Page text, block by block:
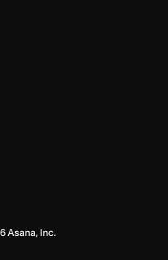
Asana, Inc.